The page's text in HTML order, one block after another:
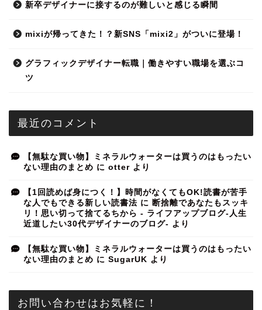
新卒デザイナーに接するのが難しいと感じる瞬間
mixiが帰ってきた！？新SNS「mixi2」がついに登場！
グラフィックデザイナー転職｜働きやすい職場を選ぶコ
ツ
最近のコメント
【無駄な買い物】ミネラルウォーターは買うのはもったい
ない理由のまとめ に otter より
【1回読めば身につく！】時間がなくてもOK!読書が苦手
な人でもできる新しい読書法 に 断捨離であなたもスッキ
リ！思い切って捨てるちから - ライフアップブログ-人生
近道したい30代デザイナーのブログ- より
【無駄な買い物】ミネラルウォーターは買うのはもったい
ない理由のまとめ に SugarUK より
お問い合わせはお気軽に！